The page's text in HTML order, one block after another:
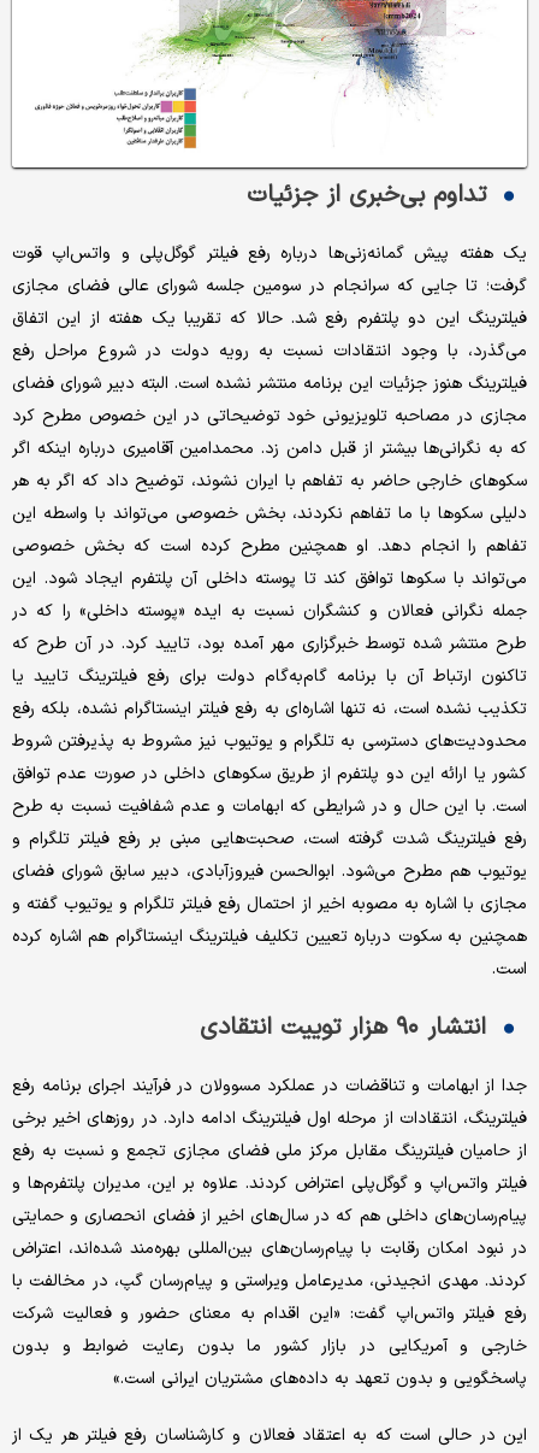
تداوم بی‌خبری از جزئیات
یک هفته پیش گمانه‌زنی‌ها درباره رفع فیلتر گوگل‌پلی و واتس‌اپ قوت
گرفت؛ تا جایی که سرانجام در سومین جلسه شورای عالی فضای مجازی
فیلترینگ این دو پلتفرم رفع شد. حالا که تقریبا یک هفته از این اتفاق
می‌گذرد، با وجود انتقادات نسبت به رویه دولت در شروع مراحل رفع
فیلترینگ هنوز جزئیات این برنامه منتشر نشده است. البته دبیر شورای فضای
مجازی در مصاحبه تلویزیونی خود توضیحاتی در این خصوص مطرح کرد
که به نگرانی‌ها بیشتر از قبل دامن زد. محمدامین آقامیری درباره اینکه اگر
سکوهای خارجی حاضر به تفاهم با ایران نشوند، توضیح داد که اگر به هر
دلیلی سکوها با ما تفاهم نکردند، بخش خصوصی می‌تواند با واسطه این
تفاهم را انجام دهد. او همچنین مطرح کرده است که بخش خصوصی
می‌تواند با سکوها توافق کند تا پوسته داخلی آن پلتفرم ایجاد شود. این
جمله نگرانی فعالان و کنشگران نسبت به ایده «پوسته داخلی» را که در
طرح منتشر شده توسط خبرگزاری مهر آمده بود، تایید کرد. در آن طرح که
تاکنون ارتباط آن با برنامه گام‌به‌گام دولت برای رفع فیلترینگ تایید یا
تکذیب نشده است، نه تنها اشاره‌ای به رفع فیلتر اینستاگرام نشده، بلکه رفع
محدودیت‌های دسترسی به تلگرام و یوتیوب نیز مشروط به پذیرفتن شروط
کشور یا ارائه این دو پلتفرم از طریق سکوهای داخلی در صورت عدم توافق
است. با این حال و در شرایطی که ابهامات و عدم شفافیت نسبت به طرح
رفع فیلترینگ شدت گرفته است، صحبت‌هایی مبنی بر رفع فیلتر تلگرام و
یوتیوب هم مطرح می‌شود. ابوالحسن فیروزآبادی، دبیر سابق شورای فضای
مجازی با اشاره به مصوبه اخیر از احتمال رفع فیلتر تلگرام و یوتیوب گفته و
همچنین به سکوت درباره تعیین تکلیف فیلترینگ اینستاگرام هم اشاره کرده
است.
انتشار ۹۰ هزار توییت انتقادی
جدا از ابهامات و تناقضات در عملکرد مسوولان در فرآیند اجرای برنامه رفع
فیلترینگ، انتقادات از مرحله اول فیلترینگ ادامه دارد. در روزهای اخیر برخی
از حامیان فیلترینگ مقابل مرکز ملی فضای مجازی تجمع و نسبت به رفع
فیلتر واتس‌اپ و گوگل‌پلی اعتراض کردند. علاوه بر این، مدیران پلتفرم‌ها و
پیام‌رسان‌های داخلی هم که در سال‌های اخیر از فضای انحصاری و حمایتی
در نبود امکان رقابت با پیام‌رسان‌های بین‌المللی بهر‌ه‌مند شده‌اند، اعتراض
کردند. مهدی انجیدنی، مدیرعامل ویراستی و پیام‌رسان گپ، در مخالفت با
رفع فیلتر واتس‌اپ گفت: «این اقدام به معنای حضور و فعالیت شرکت
خارجی و آمریکایی در بازار کشور ما بدون رعایت ضوابط و بدون
پاسخگویی و بدون تعهد به داده‌های مشتریان ایرانی است.»
این در حالی است که به اعتقاد فعالان و کارشناسان رفع فیلتر هر یک از